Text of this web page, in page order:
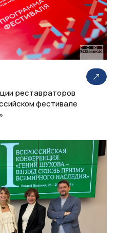
реставраторов
фестивале